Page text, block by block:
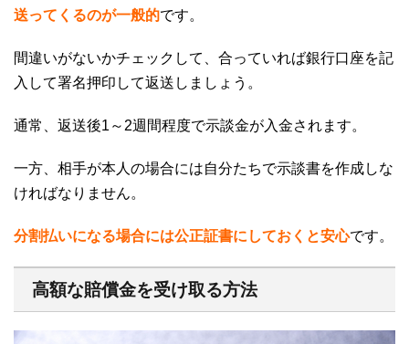
送ってくるのが一般的です。
間違いがないかチェックして、合っていれば銀行口座を記
入して署名押印して返送しましょう。
通常、返送後1 ～ 2週間程度で示談金が入金されます。
一方、相手が本人の場合には自分たちで示談書を作成しな
ければなりません。
分割払いになる場合には公正証書にしておくと安心です。
高額な賠償金を受け取る方法